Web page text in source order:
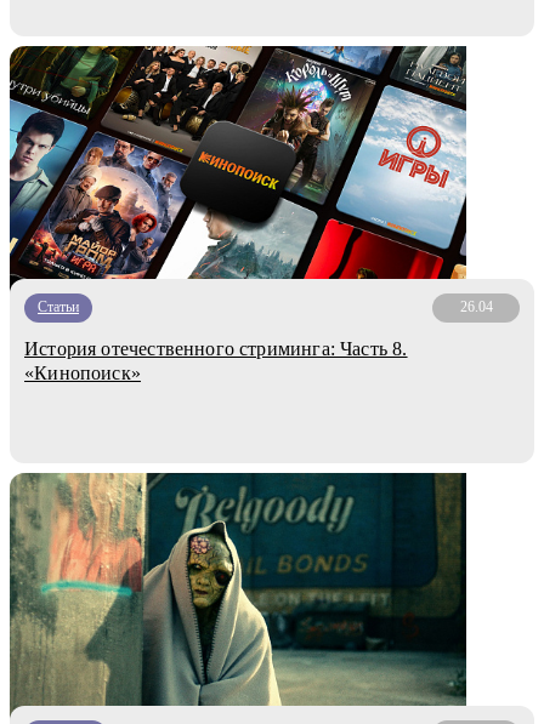
Статьи 26.04
История отечественного стриминга: Часть 8.
«Кинопоиск»